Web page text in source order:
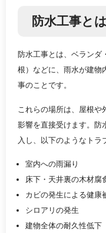
防水工事と
防水工事とは、ベランダ
根）などに、雨水が建物
事のことです。
これらの場所は、屋根
影響を直接受けます。防
入し、以下のようなトラ
室内への雨漏り
床下・天井裏の木材腐
カビの発生による健康
シロアリの発生
建物全体の耐久性低下